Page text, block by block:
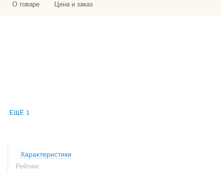
О товаре Цена и заказ
ЕЩЁ 1
Характеристики
Рейтинг: